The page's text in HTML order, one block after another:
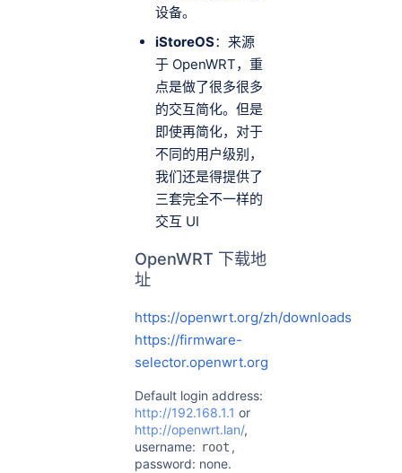
设备。
iStoreOS：来源
于 OpenWRT，重
点是做了很多很多
的交互简化。但是
即使再简化，对于
不同的用户级别，
我们还是得提供了
三套完全不一样的
交互 UI
OpenWRT 下载地
址
https://openwrt.org/zh/downloads
https://firmware-
selector.openwrt.org
Default login address:
http://192.168.1.1 or
http://openwrt.lan/,
username: root ,
password: none.